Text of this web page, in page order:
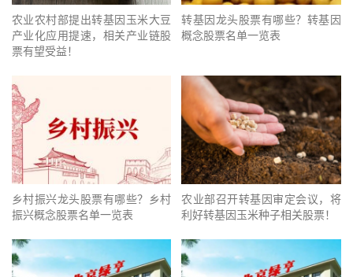
农业农村部提出转基因玉米大豆
产业化应用提速，相关产业链股
票有望受益！
转基因龙头股票有哪些？转基因
概念股票名单一览表
乡村振兴龙头股票有哪些？乡村
振兴概念股票名单一览表
农业部召开转基因审定会议，将
利好转基因玉米种子相关股票！